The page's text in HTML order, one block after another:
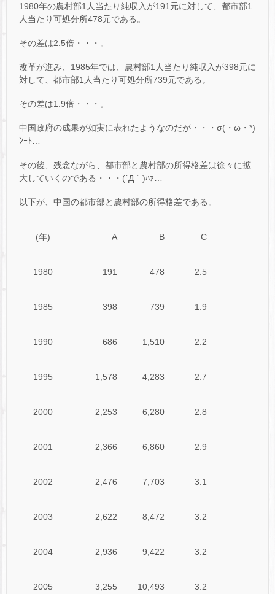
1980年の農村部1人当たり純収入が191元に対して、都市部1
人当たり可処分所478元である。
その差は2.5倍・・・。
改革が進み、1985年では、農村部1人当たり純収入が398元に
対して、都市部1人当たり可処分所739元である。
その差は1.9倍・・・。
中国政府の成果が如実に表れたようなのだが・・・σ(・ω・*)
ﾝｰﾄ…
その後、残念ながら、都市部と農村部の所得格差は徐々に拡
大していくのである・・・(´Д｀)ﾊｧ…
以下が、中国の都市部と農村部の所得格差である。
(年) A B C
1980 191 478 2.5
1985 398 739 1.9
1990 686 1,510 2.2
1995 1,578 4,283 2.7
2000 2,253 6,280 2.8
2001 2,366 6,860 2.9
2002 2,476 7,703 3.1
2003 2,622 8,472 3.2
2004 2,936 9,422 3.2
2005 3,255 10,493 3.2